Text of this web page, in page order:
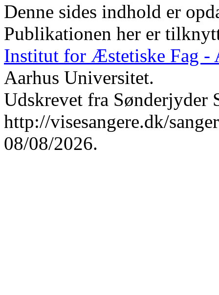
Denne sides indhold er
Publikationen her er
Institut for Æstetiske Fag -
Aarhus Universitet.
Udskrevet fra Sønderjyder
http://visesangere.dk/
08/08/2026.